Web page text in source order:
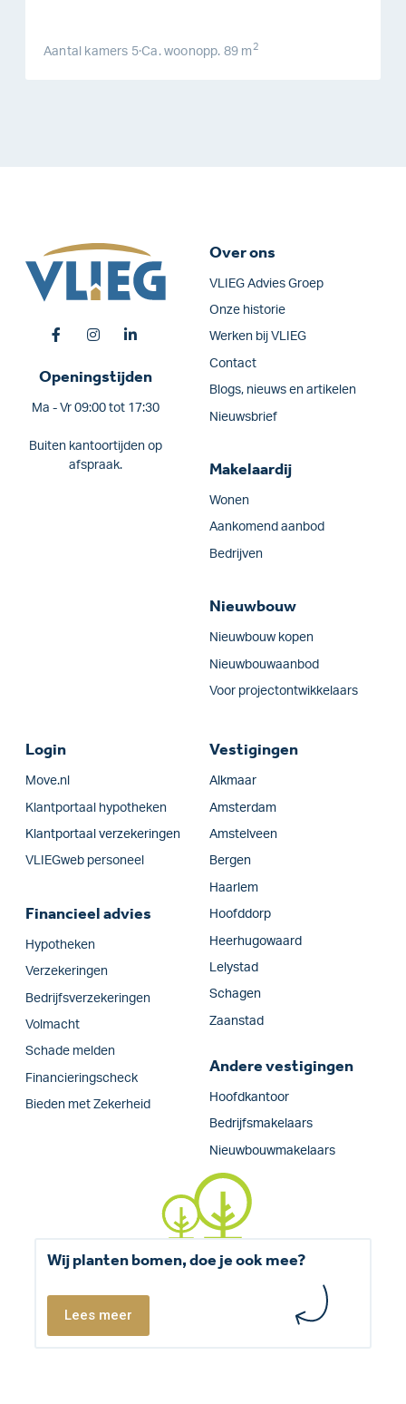
Aantal kamers 5·Ca. woonopp. 89 m 2
Openingstijden
Ma - Vr 09:00 tot 17:30
Buiten kantoortijden op
afspraak.
Over ons
VLIEG Advies Groep
Onze historie
Werken bij VLIEG
Contact
Blogs, nieuws en artikelen
Nieuwsbrief
Makelaardij
Wonen
Aankomend aanbod
Bedrijven
Nieuwbouw
Nieuwbouw kopen
Nieuwbouwaanbod
Voor projectontwikkelaars
Login
Move.nl
Klantportaal hypotheken
Klantportaal verzekeringen
VLIEGweb personeel
Financieel advies
Hypotheken
Verzekeringen
Bedrijfs­verzekeringen
Volmacht
Schade melden
Financieringscheck
Bieden met Zekerheid
Vestigingen
Alkmaar
Amsterdam
Amstelveen
Bergen
Haarlem
Hoofddorp
Heerhugowaard
Lelystad
Schagen
Zaanstad
Andere vestigingen
Hoofdkantoor
Bedrijfsmakelaars
Nieuwbouwmakelaars
Wij planten bomen, doe je ook mee?
Lees meer